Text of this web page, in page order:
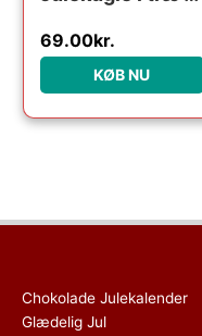
69.00kr.
KØB NU
Chokolade Julekalender
Glædelig Jul